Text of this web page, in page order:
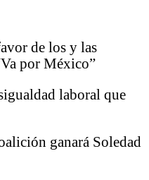
de los y las
por México”
laboral que
ganará Soledad